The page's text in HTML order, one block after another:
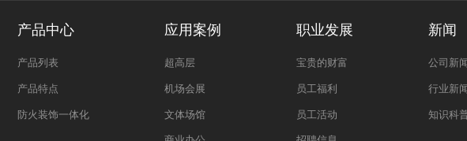
产品中心
产品列表
产品特点
防火装饰一体化
应用案例
超高层
机场会展
文体场馆
职业发展
宝贵的财富
员工福利
员工活动
新闻
公司新
行业新
知识科